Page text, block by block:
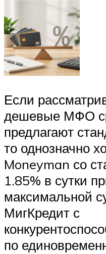
Если
дешевые МФО
предлагают
то однозначно
Moneyman со
1.85% в сутки
максимальной
МигКредит с
по